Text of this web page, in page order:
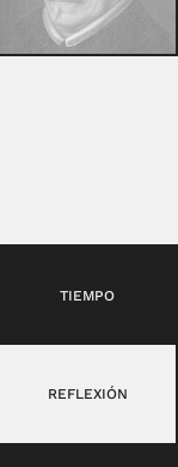
TIEMPO
REFLEXIÓN